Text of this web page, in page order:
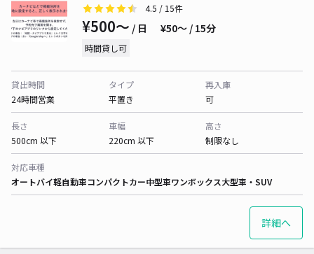
4.5 / 15件
¥500〜 / 日 ¥50〜 / 15分
時間貸し可
貸出時間
24時間営業
タイプ
平置き
再入庫
可
長さ
500cm 以下
車幅
220cm 以下
高さ
制限なし
対応車種
オートバイ軽自動車コンパクトカー中型車ワンボックス大型車・SUV
詳細へ